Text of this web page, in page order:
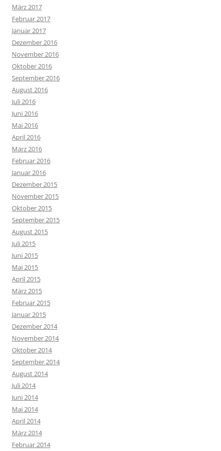
März 2017
Februar 2017
Januar 2017
Dezember 2016
November 2016
Oktober 2016
September 2016
August 2016
Juli 2016
Juni 2016
Mai 2016
April 2016
März 2016
Februar 2016
Januar 2016
Dezember 2015
November 2015
Oktober 2015
September 2015
August 2015
Juli 2015
Juni 2015
Mai 2015
April 2015
März 2015
Februar 2015
Januar 2015
Dezember 2014
November 2014
Oktober 2014
September 2014
August 2014
Juli 2014
Juni 2014
Mai 2014
April 2014
März 2014
Februar 2014